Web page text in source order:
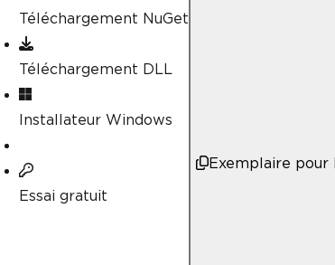
Téléchargement NuGet
Téléchargement DLL
Installateur Windows
Essai gratuit
Exemplaire pour